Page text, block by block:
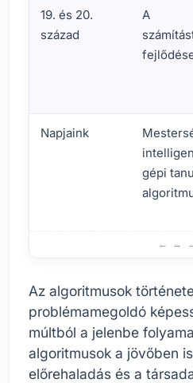
19. és 20.
század
A
Napjaink
gépi
Az algoritmusok
problémamegoldó
múltból a jelenbe
algoritmusok a jövőben
előrehaladás és a